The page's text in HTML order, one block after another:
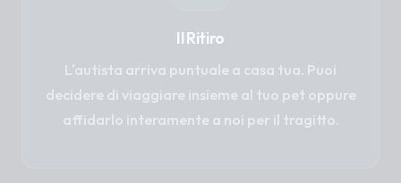
Il Ritiro
L'autista arriva puntuale a casa tua. Puoi
decidere di viaggiare insieme al tuo pet oppure
affidarlo interamente a noi per il tragitto.